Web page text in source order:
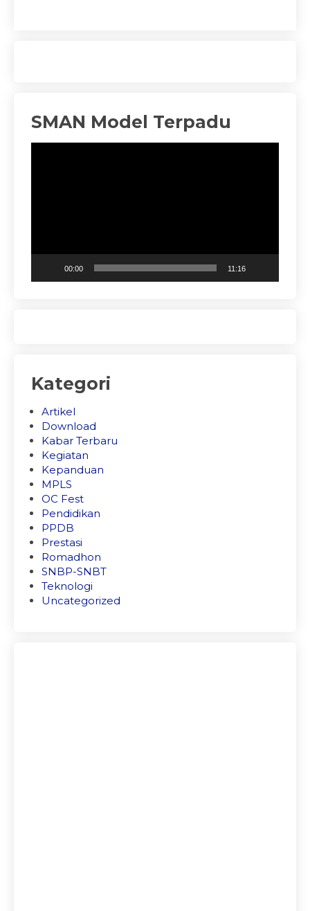
SMAN Model Terpadu
00:00 11:16
Kategori
Artikel
Download
Kabar Terbaru
Kegiatan
Kepanduan
MPLS
OC Fest
Pendidikan
PPDB
Prestasi
Romadhon
SNBP-SNBT
Teknologi
Uncategorized